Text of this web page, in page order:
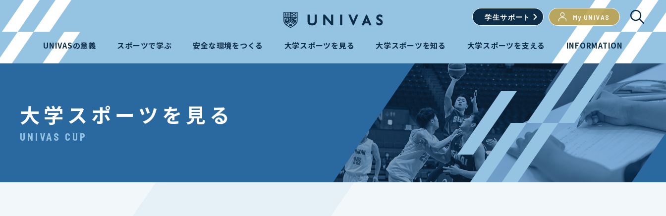
学生サポート My UNIVAS
UNIVASの意義 スポーツで学ぶ 安全な環境をつくる 大学スポーツを見る 大学スポーツを知る 大学スポーツを支える INFORMATION
大学スポーツを見る
UNIVAS CUP